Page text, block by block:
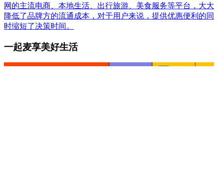
网的主流电商、本地生活、出行旅游、美食服务等平台，大大
降低了品牌方的流通成本，对于用户来说，提供优惠便利的同
时缩短了决策时间。
一起麦享美好生活